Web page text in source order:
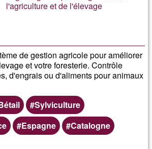
l'agriculture et de l'élevage
de gestion agricole pour améliorer
et votre foresterie. Contrôle
d'engrais ou d'aliments pour animaux
Sylviculture
Espagne
Catalogne